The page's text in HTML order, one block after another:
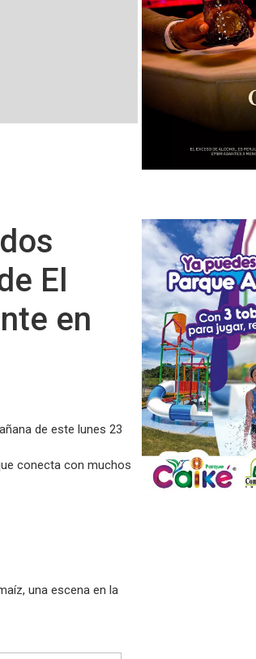
El
en
de este lunes 23
conecta con muchos
una escena en la